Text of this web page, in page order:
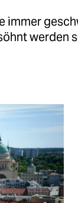
immer
werden